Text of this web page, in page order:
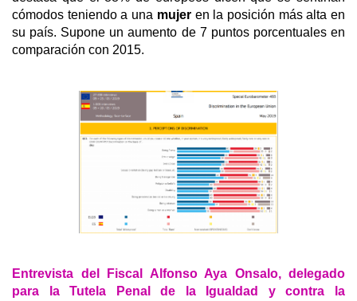
cómodos teniendo a una mujeren la posición más alta en
su país. Supone un aumento de 7 puntos porcentuales en
comparación con 2015.
Entrevista del Fiscal Alfonso Aya Onsalo, delegado
para la Tutela Penal de la Igualdad y contra la